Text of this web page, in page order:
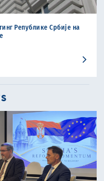
Републике Србије на